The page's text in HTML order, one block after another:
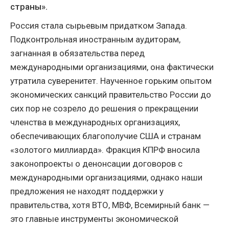
страны».
Россия стала сырьевым придатком Запада.
Подконтрольная иностранным аудиторам,
загнанная в обязательства перед
международными организациями, она фактически
утратила суверенитет. Наученное горьким опытом
экономических санкций правительство России до
сих пор не созрело до решения о прекращении
членства в международных организациях,
обеспечивающих благополучие США и странам
«золотого миллиарда». Фракция КПРФ вносила
законопроекты о денонсации договоров с
международными организациями, однако наши
предложения не находят поддержки у
правительства, хотя ВТО, МВФ, Всемирный банк —
это главные инструменты экономической